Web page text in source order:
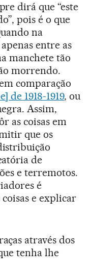
dirá que “este
pois é o que
na
entre as
manchete tão
morrendo.
comparação
de 1918-1919, ou
Assim,
as coisas em
que os
de
e terremotos.
é
e explicar
através dos
tenha lhe